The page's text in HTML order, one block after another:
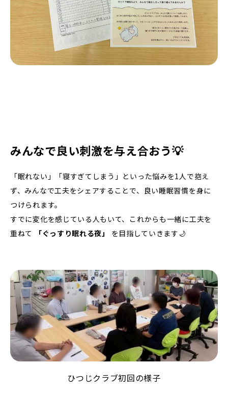
みんなで良い刺激を与え合おう💡
「眠れない」「寝すぎてしまう」といった悩みを1人で抱え
ず、みんなで工夫をシェアすることで、良い睡眠習慣を身に
つけられます。
すでに変化を感じている人もいて、これからも一緒に工夫を
重ねて
「ぐっすり眠れる夜」 を目指していきます🌙
ひつじクラブ初回の様子